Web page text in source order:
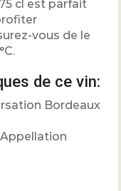
cl est parfait
vous de le
de ce vin:
Bordeaux